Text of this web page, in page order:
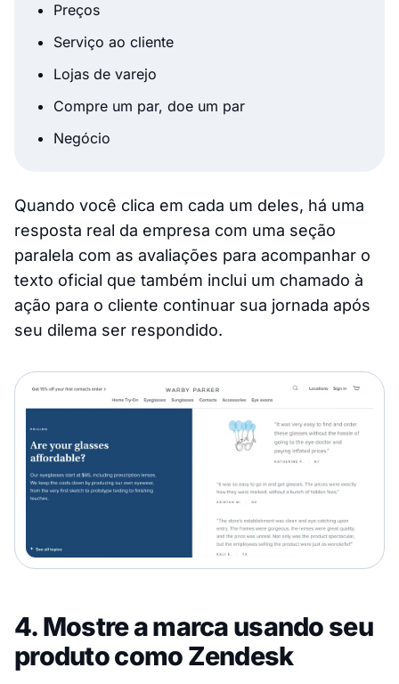
Preços
Serviço ao cliente
Lojas de varejo
Compre um par, doe um par
Negócio
Quando você clica em cada um deles, há uma
resposta real da empresa com uma seção
paralela com as avaliações para acompanhar o
texto oficial que também inclui um chamado à
ação para o cliente continuar sua jornada após
seu dilema ser respondido.
4. Mostre a marca usando seu
produto como Zendesk